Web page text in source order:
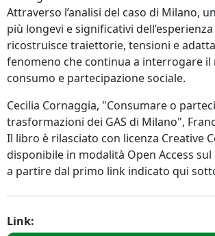
Attraverso l’analisi del caso di Milano,
più longevi e significativi
ricostruisce traiettorie, tensioni e
fenomeno che continua a interrogare
consumo e partecipazione sociale.
Cecilia Cornaggia, "Consumare o
trasformazioni dei GAS di Milano",
Il libro è rilasciato con licenza Creative
disponibile in modalità Open Access
a partire dal primo link indicato qui
Link: